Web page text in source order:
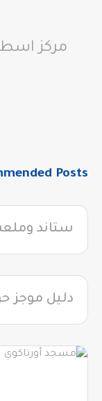
مركز
Posts
ستاند
دليل موجز